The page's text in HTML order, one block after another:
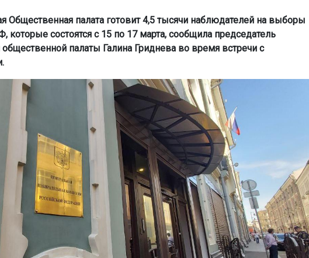
Общественная палата готовит 4,5 тысячи наблюдателей на выборы
которые состоятся с 15 по 17 марта, сообщила председатель
палаты Галина Гриднева во время встречи с